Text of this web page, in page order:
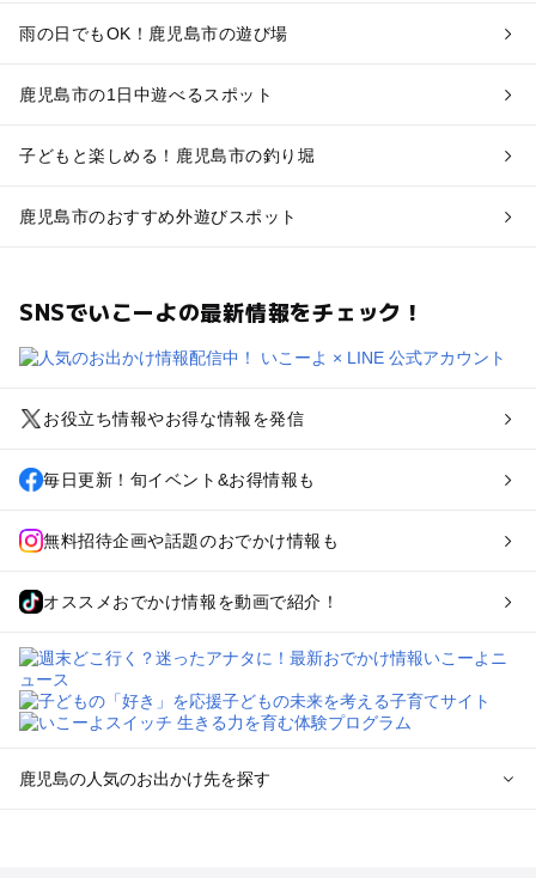
雨の日でもOK！鹿児島市の遊び場
鹿児島市の1日中遊べるスポット
子どもと楽しめる！鹿児島市の釣り堀
鹿児島市のおすすめ外遊びスポット
SNSでいこーよの最新情報をチェック！
お役立ち情報やお得な情報を発信
毎日更新！旬イベント&お得情報も
無料招待企画や話題のおでかけ情報も
オススメおでかけ情報を動画で紹介！
鹿児島の人気のお出かけ先を探す